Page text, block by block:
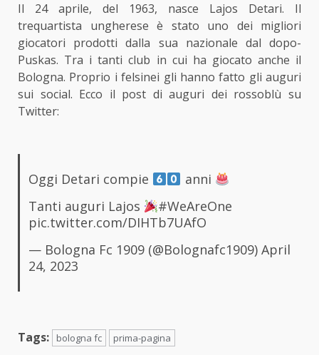
Il 24 aprile, del 1963, nasce Lajos Detari. Il
trequartista ungherese è stato uno dei migliori
giocatori prodotti dalla sua nazionale dal dopo-
Puskas. Tra i tanti club in cui ha giocato anche il
Bologna. Proprio i felsinei gli hanno fatto gli auguri
sui social. Ecco il post di auguri dei rossoblù su
Twitter:
Oggi Detari compie
anni
Tanti auguri Lajos
#WeAreOne
pic.twitter.com/DIHTb7UAfO
— Bologna Fc 1909 (@Bolognafc1909) April
24, 2023
Tags: bologna fc prima-pagina